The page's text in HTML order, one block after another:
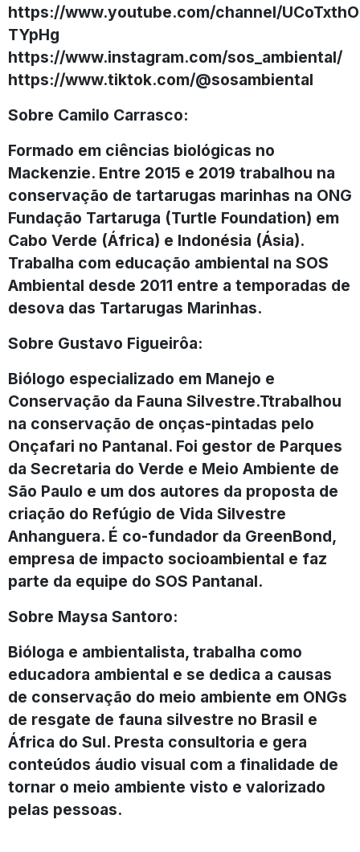
https://www.youtube.com/channel/
TYpHg
https://www.instagram.com/sos_ambiental/
https://www.tiktok.com/@sosambiental
Sobre Camilo Carrasco:
Formado em ciências biológicas no
Mackenzie. Entre 2015 e 2019 trabalhou na
conservação de tartarugas marinhas na ONG
Fundação Tartaruga (Turtle Foundation) em
Cabo Verde (África) e Indonésia (Ásia).
Trabalha com educação ambiental na SOS
Ambiental desde 2011 entre a temporadas de
desova das Tartarugas Marinhas.
Sobre Gustavo Figueirôa:
Biólogo especializado em Manejo e
Conservação da Fauna Silvestre.Ttrabalhou
na conservação de onças-pintadas pelo
Onçafari no Pantanal. Foi gestor de Parques
da Secretaria do Verde e Meio Ambiente de
São Paulo e um dos autores da proposta de
criação do Refúgio de Vida Silvestre
Anhanguera. É co-fundador da GreenBond,
empresa de impacto socioambiental e faz
parte da equipe do SOS Pantanal.
Sobre Maysa Santoro:
Bióloga e ambientalista, trabalha como
educadora ambiental e se dedica a causas
de conservação do meio ambiente em ONGs
de resgate de fauna silvestre no Brasil e
África do Sul. Presta consultoria e gera
conteúdos áudio visual com a finalidade de
tornar o meio ambiente visto e valorizado
pelas pessoas.